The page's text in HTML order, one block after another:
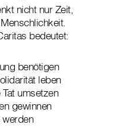
nicht nur Zeit,
bedeutet:
benötigen
leben
umsetzen
gewinnen
werden